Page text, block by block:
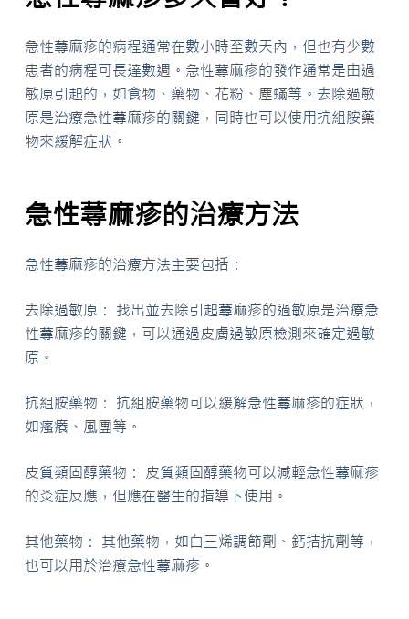
急性蕁麻疹的病程通常在數小時至數天內，但也有少數
患者的病程可長達數週。急性蕁麻疹的發作通常是由過
敏原引起的，如食物、藥物、花粉、塵蟎等。去除過敏
原是治療急性蕁麻疹的關鍵，同時也可以使用抗組胺藥
物來緩解症狀。
急性蕁麻疹的治療方法
急性蕁麻疹的治療方法主要包括：
去除過敏原： 找出並去除引起蕁麻疹的過敏原是治療急
性蕁麻疹的關鍵，可以通過皮膚過敏原檢測來確定過敏
原。
抗組胺藥物： 抗組胺藥物可以緩解急性蕁麻疹的症狀，
如瘙癢、風團等。
皮質類固醇藥物： 皮質類固醇藥物可以減輕急性蕁麻疹
的炎症反應，但應在醫生的指導下使用。
其他藥物： 其他藥物，如白三烯調節劑、鈣拮抗劑等，
也可以用於治療急性蕁麻疹。